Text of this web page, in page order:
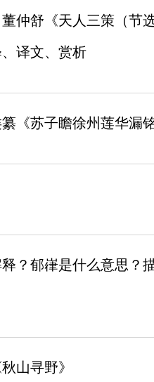
董仲舒《天人三策（节
译文、赏析
《苏子瞻徐州莲华漏
？郁嵂是什么意思？
山寻野》